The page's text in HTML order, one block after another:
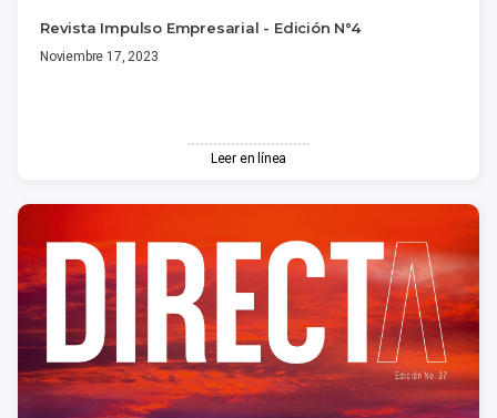
Revista Impulso Empresarial - Edición N°4
Noviembre 17, 2023
Leer en línea